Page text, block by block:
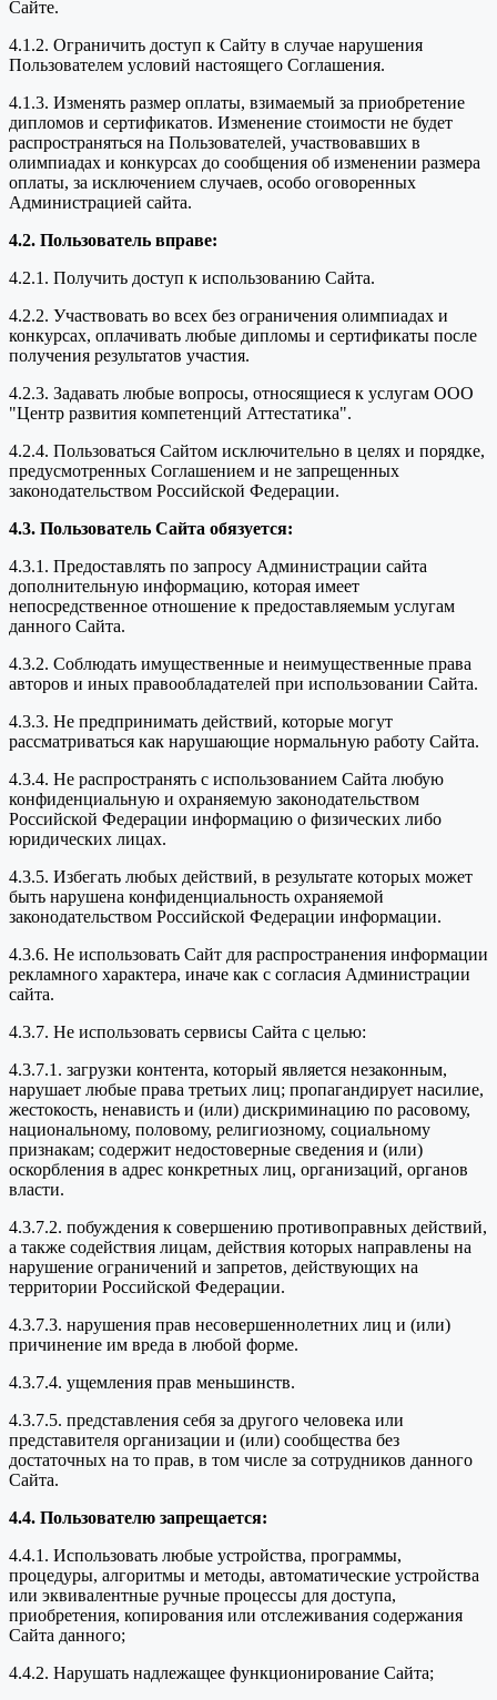
Сайте.
4.1.2. Ограничить доступ к Сайту в случае нарушения
Пользователем условий настоящего Соглашения.
4.1.3. Изменять размер оплаты, взимаемый за приобретение
дипломов и сертификатов. Изменение стоимости не будет
распространяться на Пользователей, участвовавших в
олимпиадах и конкурсах до сообщения об изменении размера
оплаты, за исключением случаев, особо оговоренных
Администрацией сайта.
4.2. Пользователь вправе:
4.2.1. Получить доступ к использованию Сайта.
4.2.2. Участвовать во всех без ограничения олимпиадах и
конкурсах, оплачивать любые дипломы и сертификаты после
получения результатов участия.
4.2.3. Задавать любые вопросы, относящиеся к услугам ООО
"Центр развития компетенций Аттестатика".
4.2.4. Пользоваться Сайтом исключительно в целях и порядке,
предусмотренных Соглашением и не запрещенных
законодательством Российской Федерации.
4.3. Пользователь Сайта обязуется:
4.3.1. Предоставлять по запросу Администрации сайта
дополнительную информацию, которая имеет
непосредственное отношение к предоставляемым услугам
данного Сайта.
4.3.2. Соблюдать имущественные и неимущественные права
авторов и иных правообладателей при использовании Сайта.
4.3.3. Не предпринимать действий, которые могут
рассматриваться как нарушающие нормальную работу Сайта.
4.3.4. Не распространять с использованием Сайта любую
конфиденциальную и охраняемую законодательством
Российской Федерации информацию о физических либо
юридических лицах.
4.3.5. Избегать любых действий, в результате которых может
быть нарушена конфиденциальность охраняемой
законодательством Российской Федерации информации.
4.3.6. Не использовать Сайт для распространения информации
рекламного характера, иначе как с согласия Администрации
сайта.
4.3.7. Не использовать сервисы Сайта с целью:
4.3.7.1. загрузки контента, который является незаконным,
нарушает любые права третьих лиц; пропагандирует насилие,
жестокость, ненависть и (или) дискриминацию по расовому,
национальному, половому, религиозному, социальному
признакам; содержит недостоверные сведения и (или)
оскорбления в адрес конкретных лиц, организаций, органов
власти.
4.3.7.2. побуждения к совершению противоправных действий,
а также содействия лицам, действия которых направлены на
нарушение ограничений и запретов, действующих на
территории Российской Федерации.
4.3.7.3. нарушения прав несовершеннолетних лиц и (или)
причинение им вреда в любой форме.
4.3.7.4. ущемления прав меньшинств.
4.3.7.5. представления себя за другого человека или
представителя организации и (или) сообщества без
достаточных на то прав, в том числе за сотрудников данного
Сайта.
4.4. Пользователю запрещается:
4.4.1. Использовать любые устройства, программы,
процедуры, алгоритмы и методы, автоматические устройства
или эквивалентные ручные процессы для доступа,
приобретения, копирования или отслеживания содержания
Сайта данного;
4.4.2. Нарушать надлежащее функционирование Сайта;